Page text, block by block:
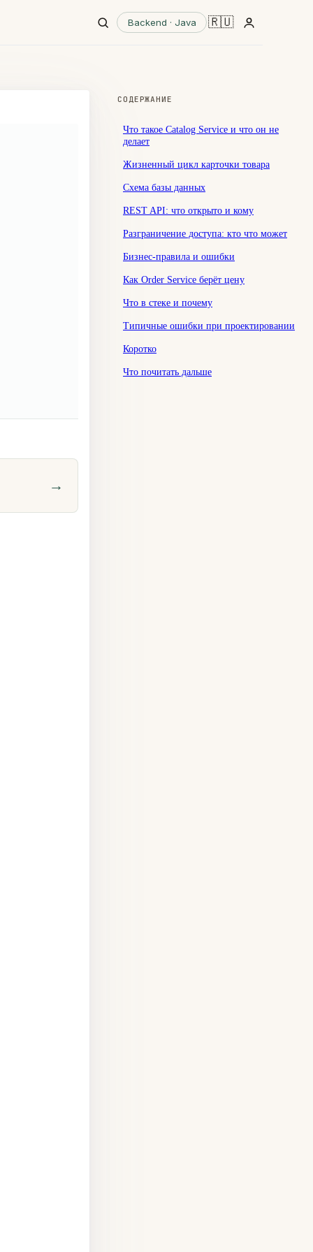
Backend · Java 🇷🇺
→
СОДЕРЖАНИЕ
Что такое Catalog Service и что он не
делает
Жизненный цикл карточки товара
Схема базы данных
REST API: что открыто и кому
Разграничение доступа: кто что может
Бизнес-правила и ошибки
Как Order Service берёт цену
Что в стеке и почему
Типичные ошибки при проектировании
Коротко
Что почитать дальше